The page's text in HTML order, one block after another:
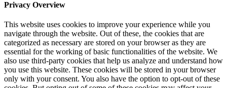
Privacy Overview
This website uses cookies to improve your experience while you
navigate through the website. Out of these, the cookies that are
categorized as necessary are stored on your browser as they are
essential for the working of basic functionalities of the website. We
also use third-party cookies that help us analyze and understand how
you use this website. These cookies will be stored in your browser
only with your consent. You also have the option to opt-out of these